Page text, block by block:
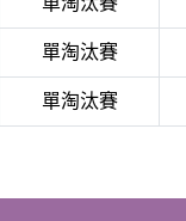
單淘汰賽
單淘汰賽